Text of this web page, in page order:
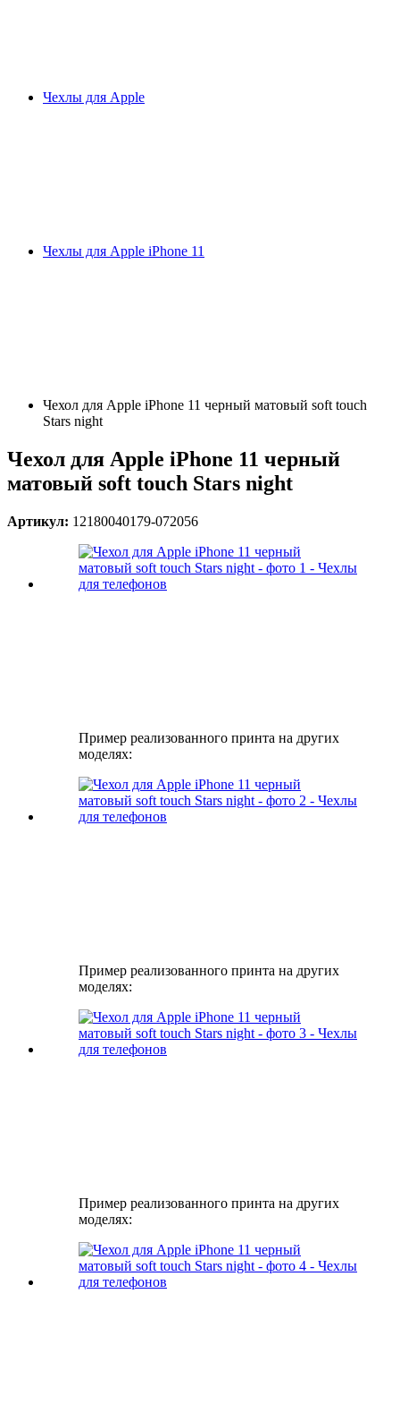
Чехлы для Apple
Чехлы для Apple iPhone 11
Чехол для Apple iPhone 11 черный матовый soft touch
Stars night
Чехол для Apple iPhone 11 черный
матовый soft touch Stars night
Артикул: 12180040179-072056
Пример реализованного принта на других
моделях:
Пример реализованного принта на других
моделях:
Пример реализованного принта на других
моделях: